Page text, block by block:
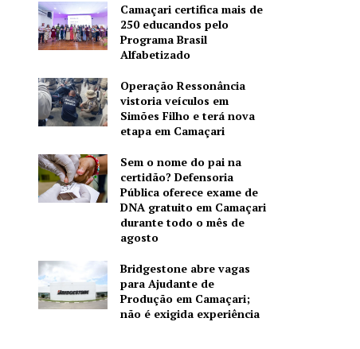
Camaçari certifica mais de
250 educandos pelo
Programa Brasil
Alfabetizado
Operação Ressonância
vistoria veículos em
Simões Filho e terá nova
etapa em Camaçari
Sem o nome do pai na
certidão? Defensoria
Pública oferece exame de
DNA gratuito em Camaçari
durante todo o mês de
agosto
Bridgestone abre vagas
para Ajudante de
Produção em Camaçari;
não é exigida experiência